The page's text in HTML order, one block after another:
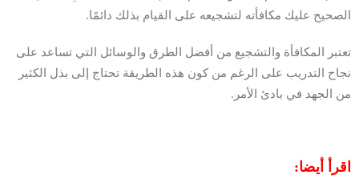
الصحيح عليك مكافأته لتشجيعه على القيام بذلك دائمًا.
تعتبر المكافأة والتشجيع من أفضل الطرق والوسائل التي تساعد على
نجاح التدريب على الرغم من كون هذه الطريقة تحتاج إلى بذل الكثير
من الجهد في بادئ الأمر.
اقرأ أيضا: